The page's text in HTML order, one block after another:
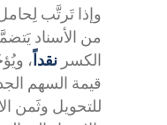
وإذا تَرتَّب
من الأسناد
الكسر نقداً ،
قيمة السهم
للتحويل وثَمن